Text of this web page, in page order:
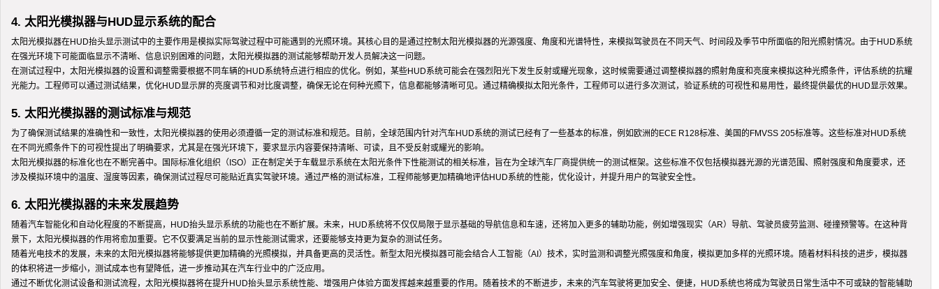
4. 太阳光模拟器与HUD显示系统的配合
太阳光模拟器在HUD抬头显示测试中的主要作用是模拟实际驾驶过程中可能遇到的光照环境。其核心目的是通过控制太阳光模拟器的光源强度、角度和光谱特性，来模拟驾驶员在不同天气、时间段及季节中所面临的阳光照射情况。由于HUD系统
在强光环境下可能面临显示不清晰、信息识别困难的问题，太阳光模拟器的测试能够帮助开发人员解决这一问题。
在测试过程中，太阳光模拟器的设置和调整需要根据不同车辆的HUD系统特点进行相应的优化。例如，某些HUD系统可能会在强烈阳光下发生反射或耀光现象，这时候需要通过调整模拟器的照射角度和亮度来模拟这种光照条件，评估系统的抗耀
光能力。工程师可以通过测试结果，优化HUD显示屏的亮度调节和对比度调整，确保无论在何种光照下，信息都能够清晰可见。通过精确模拟太阳光条件，工程师可以进行多次测试，验证系统的可视性和易用性，最终提供最优的HUD显示效果。
5. 太阳光模拟器的测试标准与规范
为了确保测试结果的准确性和一致性，太阳光模拟器的使用必须遵循一定的测试标准和规范。目前，全球范围内针对汽车HUD系统的测试已经有了一些基本的标准，例如欧洲的ECE R128标准、美国的FMVSS 205标准等。这些标准对HUD系统
在不同光照条件下的可视性提出了明确要求，尤其是在强光环境下，要求显示内容要保持清晰、可读，且不受反射或耀光的影响。
太阳光模拟器的标准化也在不断完善中。国际标准化组织（ISO）正在制定关于车载显示系统在太阳光条件下性能测试的相关标准，旨在为全球汽车厂商提供统一的测试框架。这些标准不仅包括模拟器光源的光谱范围、照射强度和角度要求，还
涉及模拟环境中的温度、湿度等因素，确保测试过程尽可能贴近真实驾驶环境。通过严格的测试标准，工程师能够更加精确地评估HUD系统的性能，优化设计，并提升用户的驾驶安全性。
6. 太阳光模拟器的未来发展趋势
随着汽车智能化和自动化程度的不断提高，HUD抬头显示系统的功能也在不断扩展。未来，HUD系统将不仅仅局限于显示基础的导航信息和车速，还将加入更多的辅助功能，例如增强现实（AR）导航、驾驶员疲劳监测、碰撞预警等。在这种背
景下，太阳光模拟器的作用将愈加重要。它不仅要满足当前的显示性能测试需求，还要能够支持更为复杂的测试任务。
随着光电技术的发展，未来的太阳光模拟器将能够提供更加精确的光照模拟，并具备更高的灵活性。新型太阳光模拟器可能会结合人工智能（AI）技术，实时监测和调整光照强度和角度，模拟更加多样的光照环境。随着材料科技的进步，模拟器
的体积将进一步缩小，测试成本也有望降低，进一步推动其在汽车行业中的广泛应用。
通过不断优化测试设备和测试流程，太阳光模拟器将在提升HUD抬头显示系统性能、增强用户体验方面发挥越来越重要的作用。随着技术的不断进步，未来的汽车驾驶将更加安全、便捷，HUD系统也将成为驾驶员日常生活中不可或缺的智能辅助